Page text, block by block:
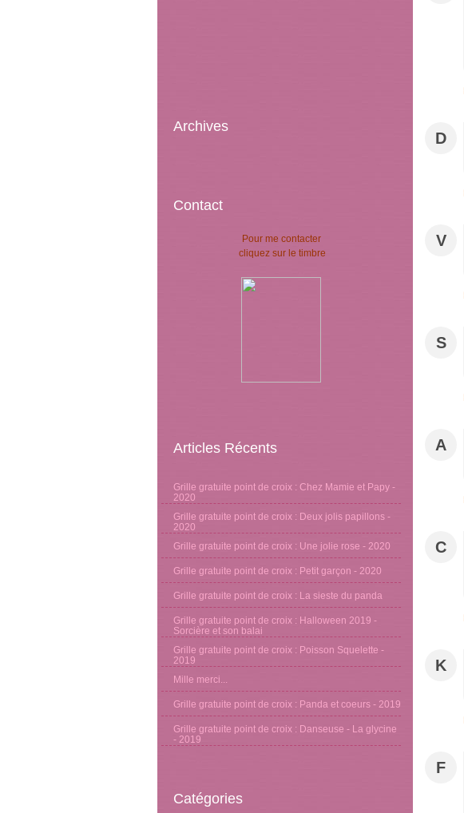
Archives
Contact
Pour me contacter
cliquez sur le timbre
Articles Récents
Grille gratuite point de croix : Chez Mamie et Papy -
2020
Grille gratuite point de croix : Deux jolis papillons -
2020
Grille gratuite point de croix : Une jolie rose - 2020
Grille gratuite point de croix : Petit garçon - 2020
Grille gratuite point de croix : La sieste du panda
Grille gratuite point de croix : Halloween 2019 -
Sorcière et son balai
Grille gratuite point de croix : Poisson Squelette -
2019
Mille merci...
Grille gratuite point de croix : Panda et coeurs - 2019
Grille gratuite point de croix : Danseuse - La glycine
- 2019
Catégories
D
V
S
A
C
K
F